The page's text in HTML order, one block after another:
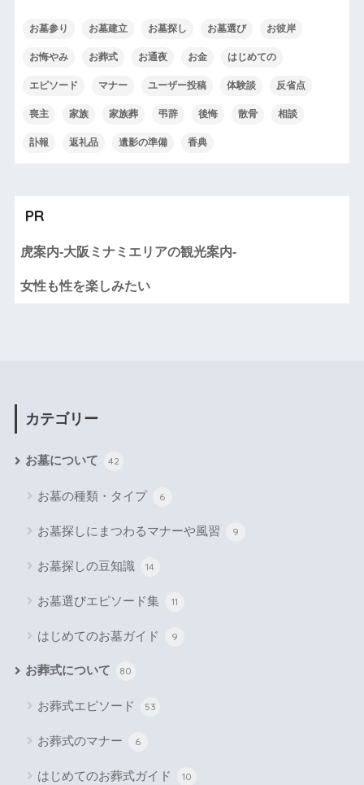
お墓参り お墓建立 お墓探し お墓選び お彼岸
お悔やみ お葬式 お通夜 お金 はじめての
エピソード マナー ユーザー投稿 体験談 反省点
喪主 家族 家族葬 弔辞 後悔 散骨 相談
訃報 返礼品 遺影の準備 香典
PR
虎案内-大阪ミナミエリアの観光案内-
女性も性を楽しみたい
カテゴリー
お墓について 42
お墓の種類・タイプ 6
お墓探しにまつわるマナーや風習 9
お墓探しの豆知識 14
お墓選びエピソード集 11
はじめてのお墓ガイド 9
お葬式について 80
お葬式エピソード 53
お葬式のマナー 6
はじめてのお葬式ガイド 10